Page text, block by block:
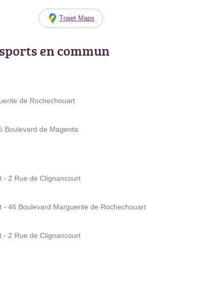
Trajet Maps
en commun
de Rochechouart
Boulevard de Magenta
- 2 Rue de Clignancourt
46 Boulevard Marguerite de Rochechouart
- 2 Rue de Clignancourt